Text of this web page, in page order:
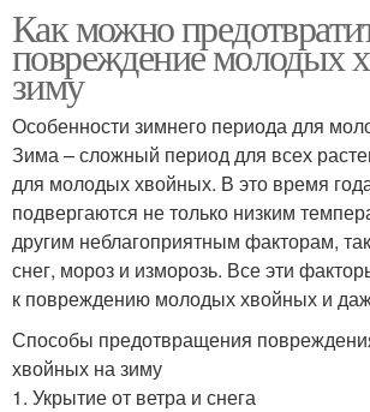
Как можно
повреждение молодых
зиму
Особенности зимнего периода для
Зима – сложный период для всех
для молодых хвойных. В это время
подвергаются не только низким
другим неблагоприятным факторам,
снег, мороз и изморозь. Все эти
к повреждению молодых хвойных и
Способы предотвращения
хвойных на зиму
1. Укрытие от ветра и снега